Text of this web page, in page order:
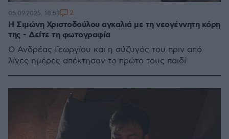
Η Σιμώνη Χριστοδούλου αγκαλιά με τη νεογέννητη κόρη
της - Δείτε τη φωτογραφία
Ο Ανδρέας Γεωργίου και η σύζυγός του πριν από
λίγες ημέρες απέκτησαν το πρώτο τους παιδί
05.09.2025, 18:53 2